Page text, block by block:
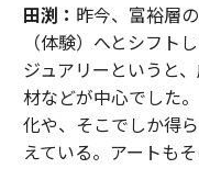
田渕： 昨今、富裕層
（体験）へとシフト
ジュアリーというと
材などが中心でした
化や、そこでしか得
えている。アートも